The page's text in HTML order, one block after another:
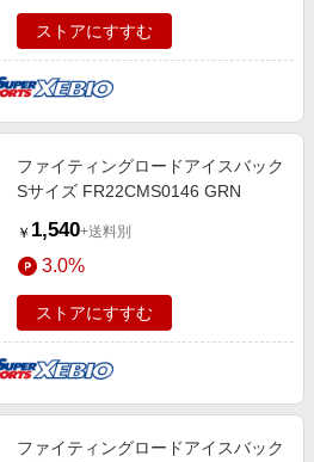
ストアにすすむ
ファイティングロードアイスバック
Sサイズ FR22CMS0146 GRN
￥ 1,540+送料別
3.0%
ストアにすすむ
ファイティングロードアイスバック